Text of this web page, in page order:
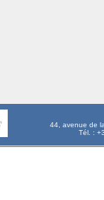
44, avenue de
Tél. :